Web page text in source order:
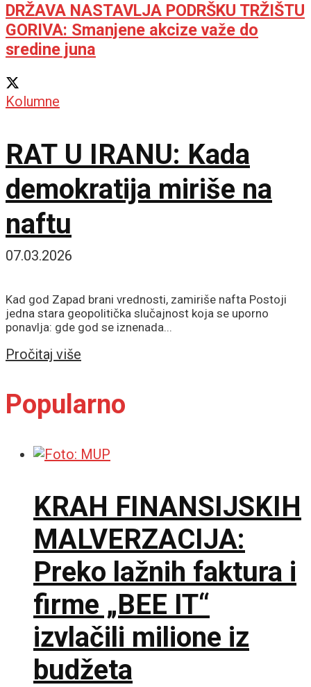
DRŽAVA NASTAVLJA PODRŠKU TRŽIŠTU
GORIVA: Smanjene akcize važe do
sredine juna
Kolumne
RAT U IRANU: Kada
demokratija miriše na
naftu
07.03.2026
Kad god Zapad brani vrednosti, zamiriše nafta Postoji
jedna stara geopolitička slučajnost koja se uporno
ponavlja: gde god se iznenada...
Pročitaj više
Popularno
KRAH FINANSIJSKIH
MALVERZACIJA:
Preko lažnih faktura i
firme „BEE IT“
izvlačili milione iz
budžeta